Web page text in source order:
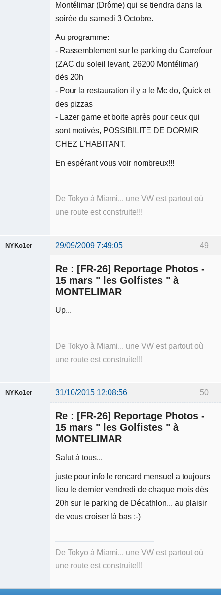
Montélimar (Drôme) qui se tiendra dans la
soirée du samedi 3 Octobre.
Au programme:
- Rassemblement sur le parking du Carrefour
(ZAC du soleil levant, 26200 Montélimar)
dès 20h
- Pour la restauration il y a le Mc do, Quick et
des pizzas
- Lazer game et boite après pour ceux qui
sont motivés, POSSIBILITE DE DORMIR
CHEZ L'HABITANT.
En espérant vous voir nombreux!!!
De Tokyo à Miami... une VW est partout où
une route est construite!!!
49
NYKo1er 29/09/2009 7:49:05
Re : [FR-26] Reportage Photos -
15 mars " les Golfistes " à
MONTELIMAR
Up...
De Tokyo à Miami... une VW est partout où
une route est construite!!!
50
NYKo1er 31/10/2015 12:08:56
Re : [FR-26] Reportage Photos -
15 mars " les Golfistes " à
MONTELIMAR
Salut à tous...
juste pour info le rencard mensuel a toujours
lieu le dernier vendredi de chaque mois dès
20h sur le parking de Décathlon... au plaisir
de vous croiser là bas ;-)
De Tokyo à Miami... une VW est partout où
une route est construite!!!